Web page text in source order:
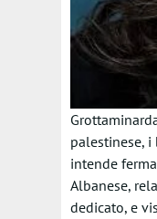
palestinese,
intende
Albanese,
dedicato, e